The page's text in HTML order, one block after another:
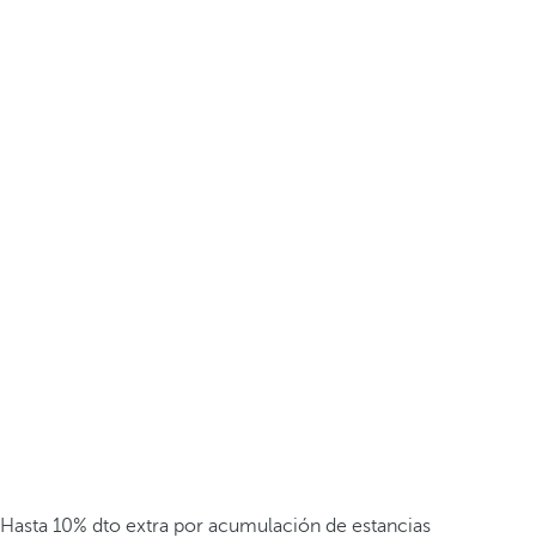
Hasta 10% dto extra por acumulación de estancias